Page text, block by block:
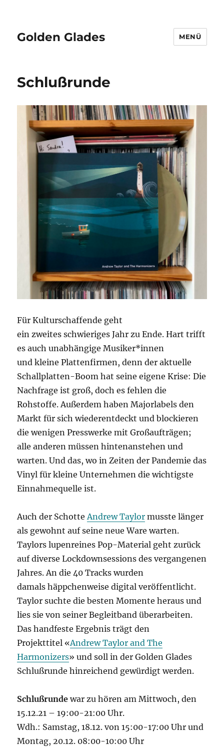
Golden Glades MENÜ
Schlußrunde
Für Kulturschaffende geht
ein zweites schwieriges Jahr zu Ende. Hart trifft
es auch unabhängige Musiker*innen
und kleine Plattenfirmen, denn der aktuelle
Schallplatten-Boom hat seine eigene Krise: Die
Nachfrage ist groß, doch es fehlen die
Rohstoffe. Außerdem haben Majorlabels den
Markt für sich wiederentdeckt und blockieren
die wenigen Presswerke mit Großaufträgen;
alle anderen müssen hintenanstehen und
warten. Und das, wo in Zeiten der Pandemie das
Vinyl für kleine Unternehmen die wichtigste
Einnahmequelle ist.
Auch der SchotteAndrew Taylor musste länger
als gewohnt auf seine neue Ware warten.
Taylors lupenreines Pop-Material geht zurück
auf diverse Lockdownsessions des vergangenen
Jahres. An die 40 Tracks wurden
damals häppchenweise digital veröffentlicht.
Taylor suchte die besten Momente heraus und
lies sie von seiner Begleitband überarbeiten.
Das handfeste Ergebnis trägt den
Projekttitel «Andrew Taylor and The
Harmonizers» und soll in der Golden Glades
Schlußrunde hinreichend gewürdigt werden.
Schlußrundewar zu hören am Mittwoch, den
15.12.21 – 19:00-21:00 Uhr.
Wdh.: Samstag, 18.12. von 15:00-17:00 Uhr und
Montag, 20.12. 08:00-10:00 Uhr